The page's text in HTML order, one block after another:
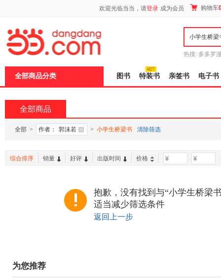
欢迎光临当当，请登录 成为会员 购物车
热搜: 多多罗
全部商品分类 图书 特装书 亲签书 电子书
全部商品
全部 > 作者： 郭沫若 > 小学生桥梁书 清除筛选
综合排序 销量 好评 出版时间 价格 -
抱歉，没有找到与“小学生桥梁
适当减少筛选条件
返回上一步
为您推荐
页
加